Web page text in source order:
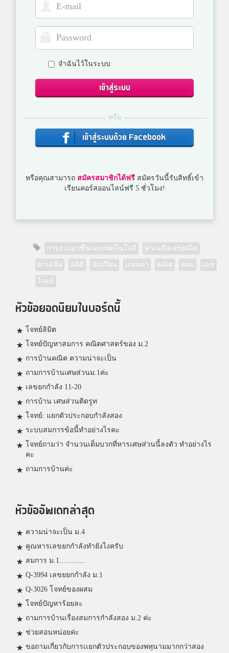
จำฉันไว้ในระบบ
เข้าสู่ระบบ
หรือ
เข้าสู่ระบบด้วย Facebook
หรือคุณสามารถ สมัครสมาชิกได้ฟรี สมัครวันนี้รับสิทธิ์เข้า
เรียนคอร์สออนไลน์ฟรี 5 ชั่วโมง!
การงานอาชีพและเทคโนโลยี ค่าเฉลี่ยเลขคณิต
ค่าเฉลี่ย สถิติ นักเรียน เเทนค่า คณิต สอบ เลข
โจทย์
หัวข้อยอดนิยมในบอร์ดนี้
โจทย์ลิมิต
โจทย์ปัญหาสมการ คณิตศาสตร์ของ ม.2
การบ้านคณิต ความน่าจะเป็น
ถามการบ้านเศษส่วนม.1ค่ะ
เลขยกกำลัง 11-20
การบ้าน เศษส่วนติดรูท
โจทย์: แยกตัวประกอบกำลังสอง
ระบบสมการข้อนี้ทำอย่างไรคะ
โจทย์ถามว่า จำนวนเต็มบวกที่หารเศษส่วนนี้ลงตัว ทำอย่างไร
คะ
ถามการบ้านค่ะ
หัวข้ออัพเดทล่าสุด
ความน่าจะเป็น ม.4
คูณหารเลขยกกำลังทำยังไงครับ
สมการ ม.1.............
Q-3994 เลขยยกกำลัง ม.1
Q-3026 โจทย์ของผสม
โจทย์ปัญหาร้อยละ
ถามการบ้านเรื่องสมการกำลังสอง ม.2 ค่ะ
ช่วยสอนหน่อยค่ะ
ขอถามเกี่ยวกับการเเยกตัวประกอบของพหุนามมากกว่าสอง